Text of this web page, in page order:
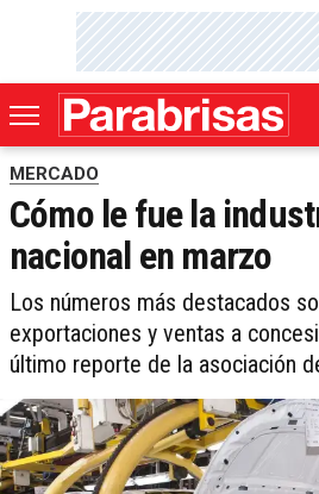
MERCADO
Cómo le fue la
nacional en marzo
Los números más destacados
exportaciones y ventas a
último reporte de la asociación